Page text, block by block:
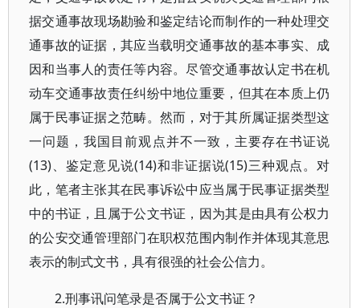
据交通事故现场勘验和鉴定结论而制作的一种处理交
通事故的证据，其应当载明交通事故的基本事实、成
因和当事人的责任等内容。尽管交通事故认定书在机
动车交通事故责任纠纷中地位重要，但其在本质上仍
属于民事证据之范畴。然而，对于其所属证据类型这
一问题，我国目前观点并不一致，主要存在书证说
(13)、鉴定意见说(14)和非证据说(15)三种观点。对
此，笔者主张其在民事诉讼中应当属于民事证据类型
中的书证，且属于公文书证，因为其是由具有公权力
的公安交通管理部门在职权范围内制作并体现其意思
表示的制式文书，具有很强的社会公信力。
2.刑事讯问笔录是否属于公文书证？